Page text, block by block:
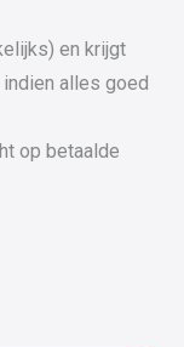
en krijgt
alles goed
op betaalde